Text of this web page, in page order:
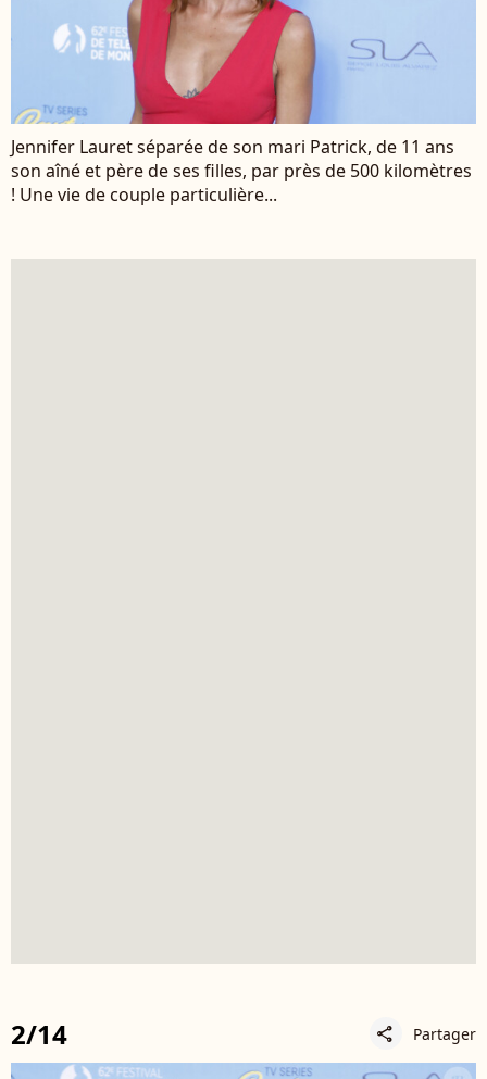
Jennifer Lauret séparée de son mari Patrick, de 11 ans
son aîné et père de ses filles, par près de 500 kilomètres
! Une vie de couple particulière...
2/14 share Partager